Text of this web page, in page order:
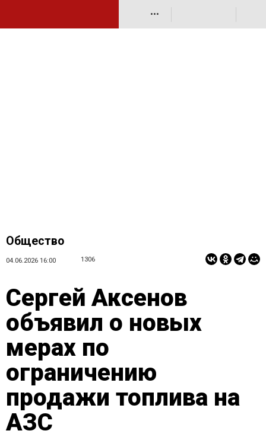
•••
Общество
04.06.2026 16:00 1306
Сергей Аксенов
объявил о новых
мерах по
ограничению
продажи топлива на
АЗС